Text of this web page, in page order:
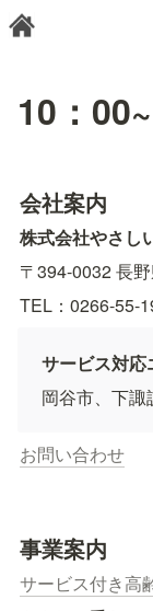
10：00~
会社案内
株式会社やさし
〒394-0032 長
TEL：0266-55-
サービス対応
岡谷市、下
お問い合わせ
事業案内
サービス付き高